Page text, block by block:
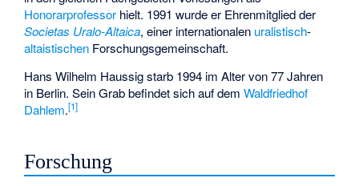
Honorarprofessor hielt. 1991 wurde er Ehrenmitglied der
Societas Uralo-Altaica, einer internationalen uralistisch-
altaistischen Forschungsgemeinschaft.
Hans Wilhelm Haussig starb 1994 im Alter von 77 Jahren
in Berlin. Sein Grab befindet sich auf demWaldfriedhof
Dahlem.[1]
Forschung